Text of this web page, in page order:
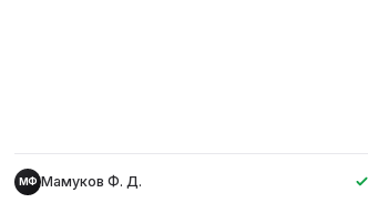
МФ Мамуков Ф. Д.